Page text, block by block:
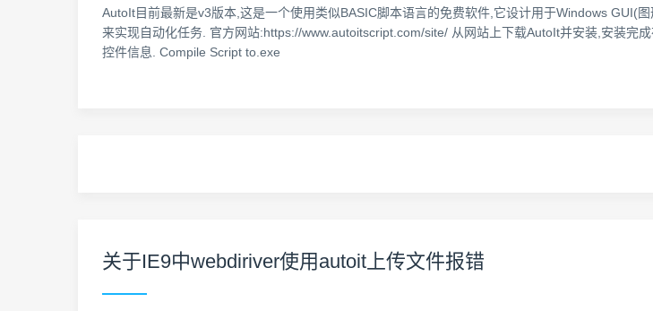
AutoIt目前最新是v3版本,这是一个使用类似BASIC脚本语言的免费软件,它设计用于Windows GUI(
来实现自动化任务. 官方网站:https://www.autoitscript.com/site/ 从网站上下载AutoIt并安装,安
控件信息. Compile Script to.exe
关于IE9中webdiriver使用autoit上传文件报错